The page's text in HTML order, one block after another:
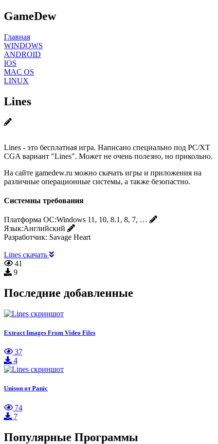
GameDew
Главная
WINDOWS
ANDROID
IOS
MAC OS
LINUX
Lines
Lines - это бесплатная игра. Написано специально под PC/XT
CGA вариант "Lines". Может не очень полезно, но прикольно.
На сайте gamedew.ru можно скачать игры и приложения на
различные операционные системы, а также безопастно.
Системны требования
Платформа ОС:Windows 11, 10, 8.1, 8, 7, …
Язык:Английский
Разработчик: Savage Heart
Lines скачать
41
9
Последние добавленные
Extract Images From Video Files
37
4
Unison от Panic
74
7
Популярные Программы